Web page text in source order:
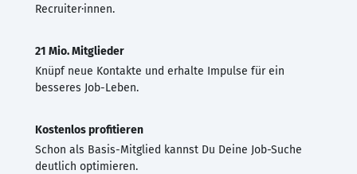
Recruiter·innen.
21 Mio. Mitglieder
Knüpf neue Kontakte und erhalte Impulse für ein
besseres Job-Leben.
Kostenlos profitieren
Schon als Basis-Mitglied kannst Du Deine Job-Suche
deutlich optimieren.